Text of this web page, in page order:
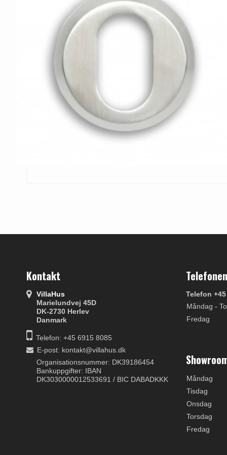
Kontakt
VillaHus
Marielundvej 45D
DK-2730 Herlev
Danmark
Telefon: +45 6915 8085
E-post: kontakt@villahus.dk
Organisationsnummer: DK39186454
Bankuppgifter: IBAN
DK3030000012533691 / BIC DABADKKK
Telefon
Måndag -
Fredag
Måndag
Tisdag
Onsdag
Torsdag
Fredag